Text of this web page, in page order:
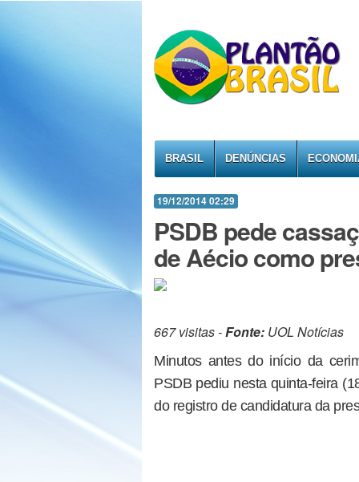
BRASIL DENÚNCIAS
19/12/2014 02:29
PSDB pede
de Aécio como
667 visitas -Fonte: UOL Notícias
Minutos antes do início da
PSDB pediu nesta quinta-feira
do registro de candidatura da